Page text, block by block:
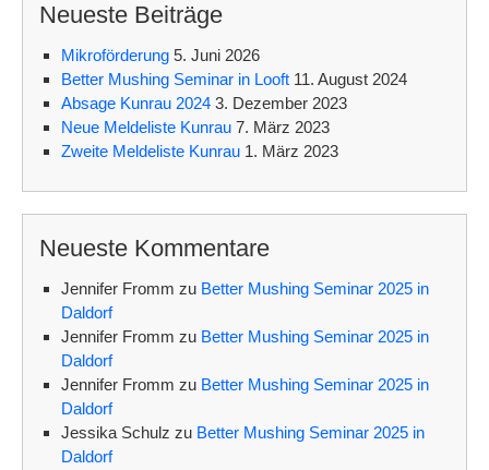
o
e
n
Neueste Beiträge
Mikroförderung 5. Juni 2026
Better Mushing Seminar in Looft 11. August 2024
Absage Kunrau 2024 3. Dezember 2023
Neue Meldeliste Kunrau 7. März 2023
Zweite Meldeliste Kunrau 1. März 2023
Neueste Kommentare
Jennifer Fromm zu Better Mushing Seminar 2025 in
Daldorf
Jennifer Fromm zu Better Mushing Seminar 2025 in
Daldorf
Jennifer Fromm zu Better Mushing Seminar 2025 in
Daldorf
Jessika Schulz zu Better Mushing Seminar 2025 in
Daldorf